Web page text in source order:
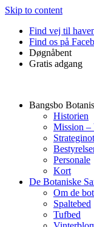
Skip to content
Find vej til
Find os på
Døgnåbent
Gratis adgang
Bangsbo
Historien
Mission
Personale
Kort
De Botaniske
Om de
Spaltebed
Tufbed